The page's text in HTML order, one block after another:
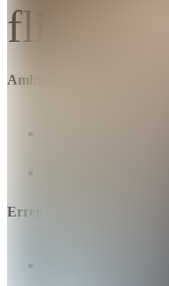
Ambiente und Ästhetik
Erreichbarkeit und Lage